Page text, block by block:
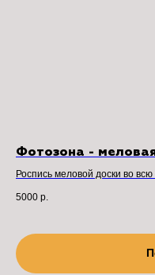
Фотозона -
Роспись меловой доски во
5000 р.